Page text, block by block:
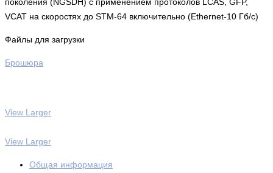
VCAT на скоростях до STM-64 включительно (Ethernet-10 Гб/с)
Файлы для загрузки
Брошюра
View Larger
View Larger
Общая информация